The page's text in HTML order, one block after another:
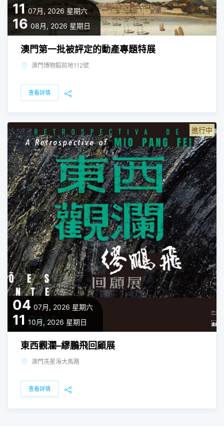
11 07月, 2026 星期六
16 08月, 2026 星期日
澳門第一批被評定的動產專題特展
澳門博物館前地112號
查看詳情
04 07月, 2026 星期六
11 10月, 2026 星期日
進行中
東西觀瀾–繆鵬飛回顧展
澳門冼星海大馬路
查看詳情